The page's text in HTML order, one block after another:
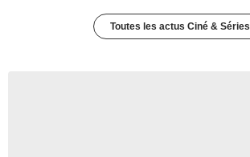
Toutes les actus Ciné & Séries